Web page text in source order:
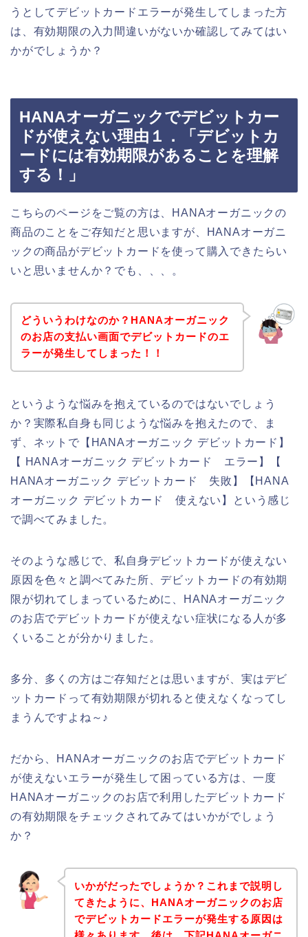
うとしてデビットカードエラーが発生してしまった方
は、有効期限の入力間違いがないか確認してみてはい
かがでしょうか？
HANAオーガニックでデビットカー
ドが使えない理由１．「デビットカ
ードには有効期限があることを理解
する！」
こちらのページをご覧の方は、HANAオーガニックの
商品のことをご存知だと思いますが、HANAオーガニ
ックの商品がデビットカードを使って購入できたらい
いと思いませんか？でも、、、。
どういうわけなのか？HANAオーガニック
のお店の支払い画面でデビットカードのエ
ラーが発生してしまった！！
というような悩みを抱えているのではないでしょう
か？実際私自身も同じような悩みを抱えたので、ま
ず、ネットで【HANAオーガニック デビットカード】
【 HANAオーガニック デビットカード エラー】【
HANAオーガニック デビットカード 失敗】【HANA
オーガニック デビットカード 使えない】という感じ
で調べてみました。
そのような感じで、私自身デビットカードが使えない
原因を色々と調べてみた所、デビットカードの有効期
限が切れてしまっているために、HANAオーガニック
のお店でデビットカードが使えない症状になる人が多
くいることが分かりました。
多分、多くの方はご存知だとは思いますが、実はデビ
ットカードって有効期限が切れると使えなくなってし
まうんですよね～♪
だから、HANAオーガニックのお店でデビットカード
が使えないエラーが発生して困っている方は、一度
HANAオーガニックのお店で利用したデビットカード
の有効期限をチェックされてみてはいかがでしょう
か？
いかがだったでしょうか？これまで説明し
てきたように、HANAオーガニックのお店
でデビットカードエラーが発生する原因は